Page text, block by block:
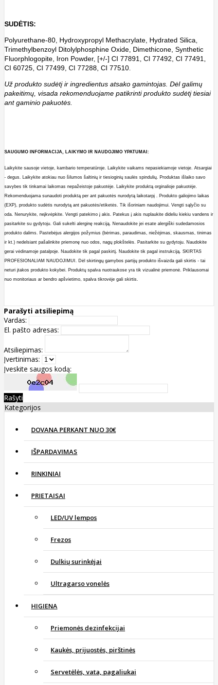
SUDĖTIS:
Polyurethane-80, Hydroxypropyl Methacrylate, Hydrated Silica,
Trimethylbenzoyl Ditolylphosphine Oxide, Dimethicone, Synthetic
Fluorphlogopite, Iron Powder, [+/-] CI 77891, CI 77492, CI 77491,
CI 60725, CI 77499, CI 77288, CI 77510.
Už produkto sudėtį ir ingredientus atsako gamintojas. Dėl galimų
pakeitimų, visada rekomenduojame patikrinti produkto sudėtį tiesiai
ant gaminio pakuotės.
SAUGUMO INFORMACIJA, LAIKYMO IR NAUDOJIMO YPATUMAI:
Laikykite sausoje vietoje, kambario temperatūroje. Laikykite vaikams nepasiekiamoje vietoje. Atsargiai
- degus. Laikykite atokiau nuo šilumos šaltinių ir tiesioginių saulės spindulių. Produktas išlaiko savo
savybes tik tinkamai laikomas nepažeistoje pakuotėje. Laikykite produktą orginalioje pakuotėje.
Rekomenduojama sunaudoti produktą per ant pakuotės nurodytą laikotarpį . Produkto galiojimo laikas
(EXP), produkto sudėtis nurodytą ant pakuotės/etiketės. Tik išoriniam naudojimui. Vengti sąlyčio su
oda. Nenurykite, neįkvėpkite. Vengti patekimo į akis. Patekus į akis nuplaukite dideliu kiekiu vandens ir
pasitarkite su gydytoju. Gali sukelti alerginę reakciją. Nenaudokite jei esate alergiški sudedamosios
produkto dalims. Pastebėjus alergijos požymius (bėrimas, paraudimas, niežėjimas, skausmas, tinimas
ir kt.) nedelsiant pašalinkite priemonę nuo odos, nagų plokštelės. Pasitarkite su gydytoju. Naudokite
gerai vėdinamoje patalpoje. Naudokite tik pagal paskirtį. Naudokite tik pagal instrukciją. SKIRTAS
PROFESIONALIAM NAUDOJIMUI. Dėl skirtingų gamybos partijų produkto išvaizda gali skirtis - tai
neturi įtakos produkto kokybei. Produktų spalva nuotraukose yra tik vizualinė priemonė. Priklausomai
nuo monitoriaus ar bendro apšvietimo, spalva tikrovėje gali skirtis.
Parašyti atsiliepimą
Vardas:
El. pašto adresas:
Atsiliepimas:
Įvertinimas:
Įveskite saugos kodą:
Rašyti
Kategorijos
DOVANA PERKANT NUO 30€
IŠPARDAVIMAS
RINKINIAI
PRIETAISAI
LED/UV lempos
Frezos
Dulkių surinkėjai
Ultragarso vonelės
HIGIENA
Priemonės dezinfekcijai
Kaukės, prijuostės, pirštinės
Servetėlės, vata, pagaliukai